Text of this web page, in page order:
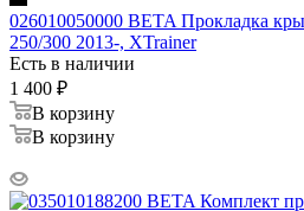
026010050000 BETA Прокладка
250/300 2013-, XTrainer
Есть в наличии
1 400 ₽
В корзину
В корзину